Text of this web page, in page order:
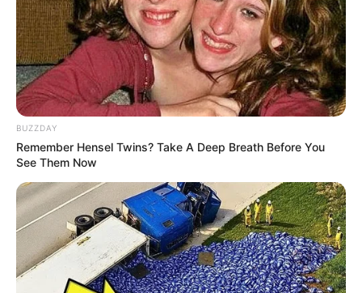
(foto: hellothalita)
5. Bernuansa hijau dengan memadukan celana motif,
atasan polos dan hiasan knotpada pinggang. Pakai
kalung panjang agar penampilan makinhippie
BUZZDAY
Remember Hensel Twins? Take A Deep Breath Before You
See Them Now